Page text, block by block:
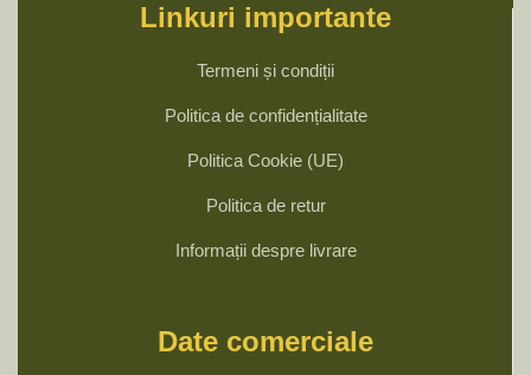
Linkuri importante
Termeni și condiții
Politica de confidențialitate
Politica Cookie (UE)
Politica de retur
Informații despre livrare
Date comerciale